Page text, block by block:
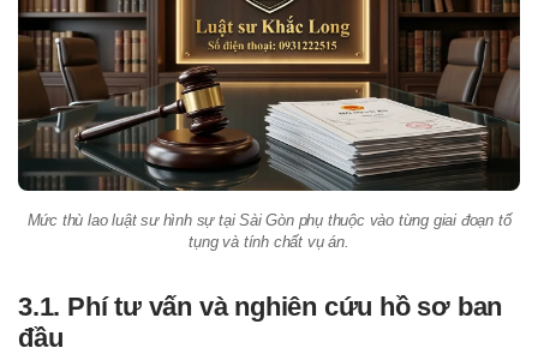
Mức thù lao luật sư hình sự tại Sài Gòn phụ thuộc vào từng giai đoạn tố
tụng và tính chất vụ án.
3.1. Phí tư vấn và nghiên cứu hồ sơ ban
đầu